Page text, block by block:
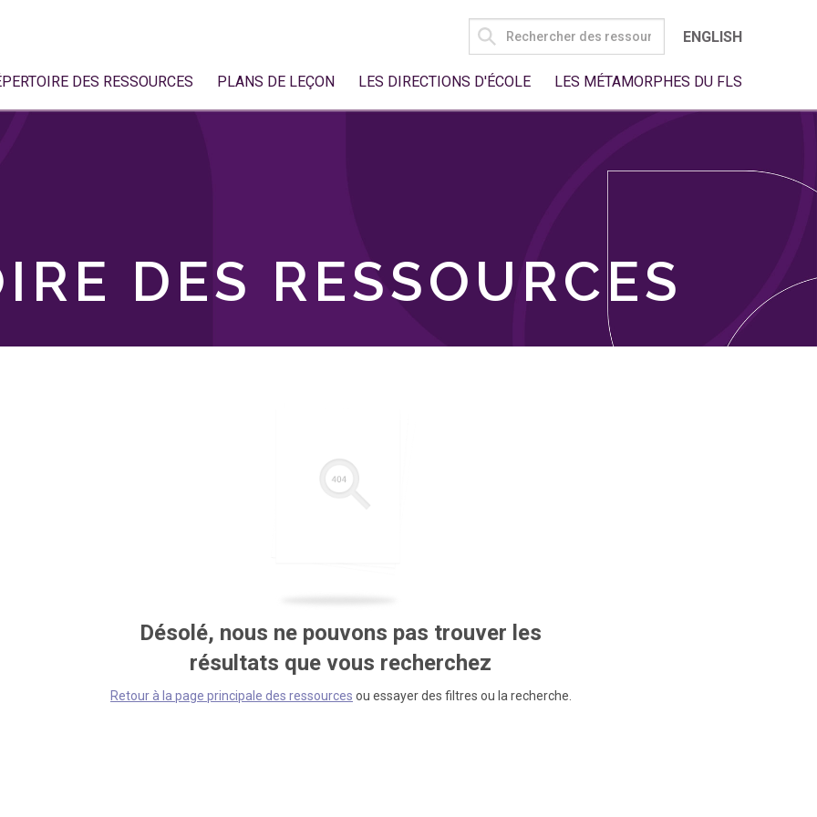
SEARCH
FOR:
ENGLISH
DES RESSOURCES PLANS DE LEÇON LES DIRECTIONS D'ÉCOLE LES MÉTAMORPHES DU FLS
DES RESSOURCES
Désolé, nous ne pouvons pas trouver les
résultats que vous recherchez
Retour à la page principale des ressources ou essayer des filtres ou la recherche.